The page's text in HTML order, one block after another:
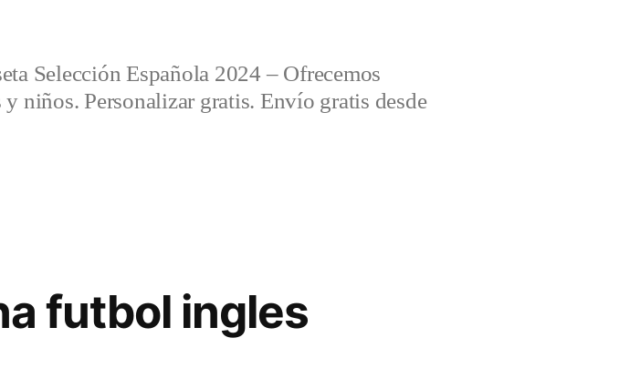
Selección Española 2024 – Ofrecemos
niños. Personalizar gratis. Envío gratis desde
futbol ingles